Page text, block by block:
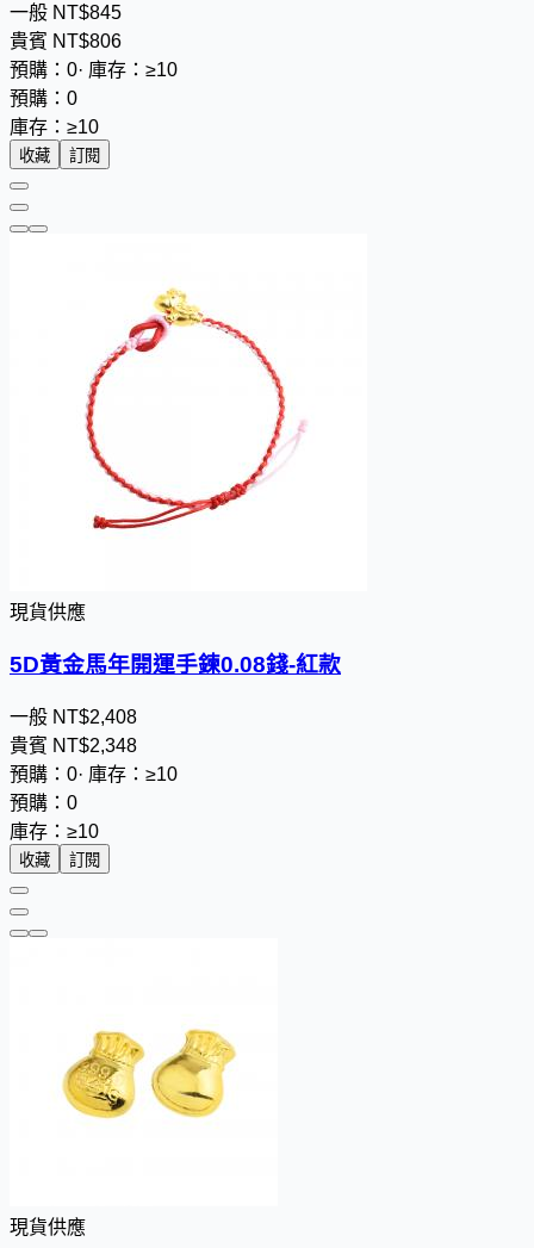
一般 NT$845
貴賓 NT$806
預購：0· 庫存：≥10
預購：0
庫存：≥10
收藏 訂閱
現貨供應
5D黃金馬年開運手鍊0.08錢-紅款
一般 NT$2,408
貴賓 NT$2,348
預購：0· 庫存：≥10
預購：0
庫存：≥10
收藏 訂閱
現貨供應